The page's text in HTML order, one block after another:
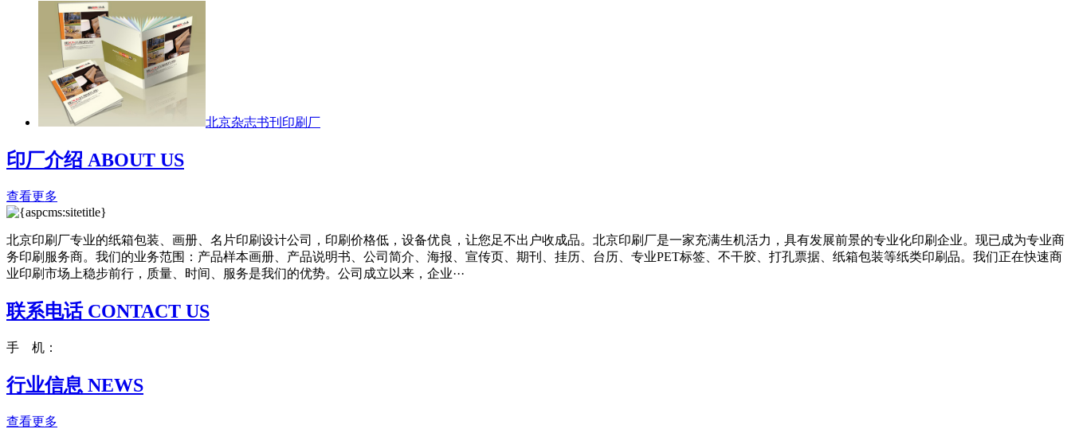
北京杂志书刊印刷厂
印厂介绍 ABOUT US
查看更多
北京印刷厂专业的纸箱包装、画册、名片印刷设计公司，印刷价格低，设备优良，让您足不出户收成品。北京印刷厂是一家充满生机活力，具有发展前景的专业化印刷企业。现已成为专业商
务印刷服务商。我们的业务范围：产品样本画册、产品说明书、公司简介、海报、宣传页、期刊、挂历、台历、专业PET标签、不干胶、打孔票据、纸箱包装等纸类印刷品。我们正在快速商
业印刷市场上稳步前行，质量、时间、服务是我们的优势。公司成立以来，企业···
联系电话 CONTACT US
手 机：
行业信息 NEWS
查看更多